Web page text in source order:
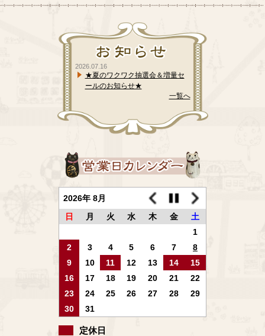
2026.07.16
★夏のワクワク抽選会＆増量セ
ールのお知らせ★
一覧へ
2026年 8月
日
月 火 水 木 金
土
1
2
3 4 5 6 7
8
9
10 11 12 13 14
15
16
17 18 19 20 21
22
23
24 25 26 27 28
29
30
31
定休日